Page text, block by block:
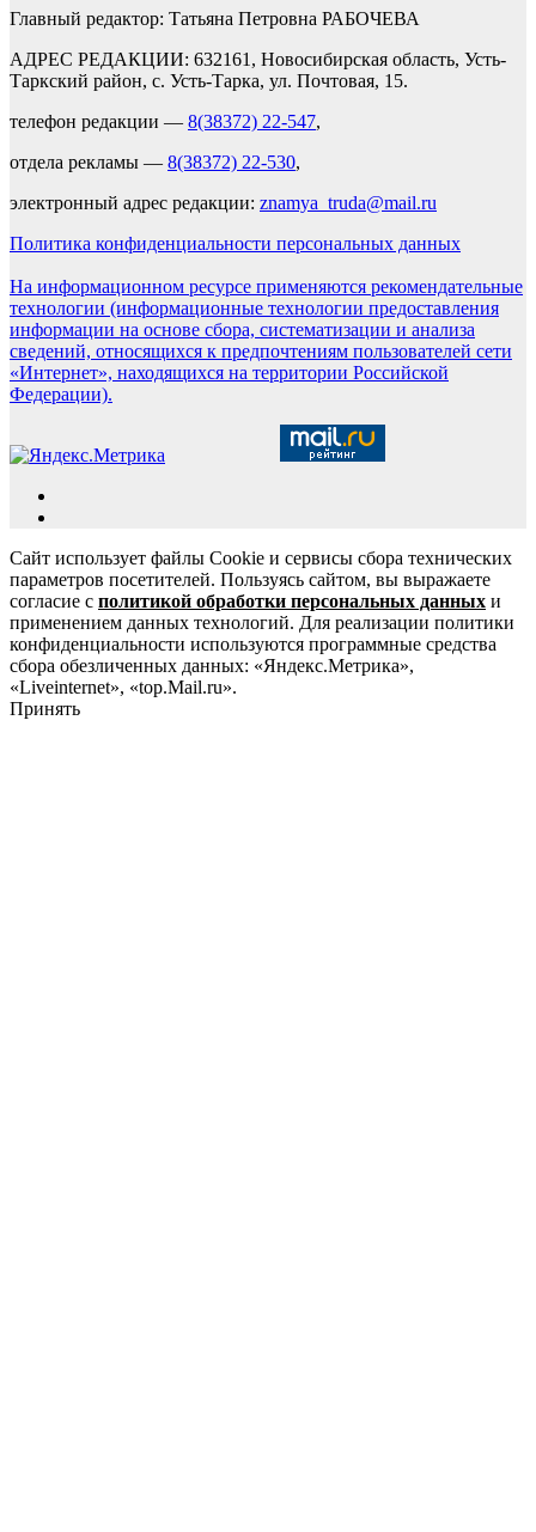
Главный редактор: Татьяна Петровна РАБОЧЕВА
АДРЕС РЕДАКЦИИ: 632161, Новосибирская область, Усть-
Таркский район, с. Усть-Тарка, ул. Почтовая, 15.
телефон редакции — 8(38372) 22-547,
отдела рекламы — 8(38372) 22-530,
электронный адрес редакции: znamya_truda@mail.ru
Политика конфиденциальности персональных данных
На информационном ресурсе применяются рекомендательные
технологии (информационные технологии предоставления
информации на основе сбора, систематизации и анализа
сведений, относящихся к предпочтениям пользователей сети
«Интернет», находящихся на территории Российской
Федерации).
Сайт использует файлы Cookie и сервисы сбора технических
параметров посетителей. Пользуясь сайтом, вы выражаете
согласие с политикой обработки персональных данных и
применением данных технологий. Для реализации политики
конфиденциальности используются программные средства
сбора обезличенных данных: «Яндекс.Метрика»,
«Liveinternet», «top.Mail.ru».
Принять